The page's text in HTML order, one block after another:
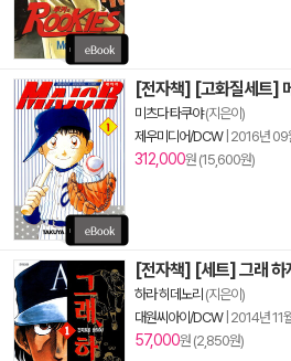
[전자책] [고화질세트]
미츠다 타쿠야(지은이)
제우미디어/DCW| 2016년 09
312,000원 (15,600원)
[전자책] [세트] 그래
하라 히데노리 (지은이)
대원씨아이/DCW| 2014년 11
57,000원 (2,850원)